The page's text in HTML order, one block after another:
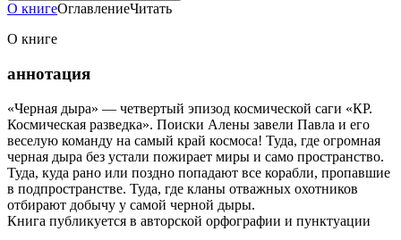
О книгеОглавлениеЧитать
О книге
аннотация
«Черная дыра» — четвертый эпизод космической саги «КР.
Космическая разведка». Поиски Алены завели Павла и его
веселую команду на самый край космоса! Туда, где огромная
черная дыра без устали пожирает миры и само пространство.
Туда, куда рано или поздно попадают все корабли, пропавшие
в подпространстве. Туда, где кланы отважных охотников
отбирают добычу у самой черной дыры.
Книга публикуется в авторской орфографии и пунктуации